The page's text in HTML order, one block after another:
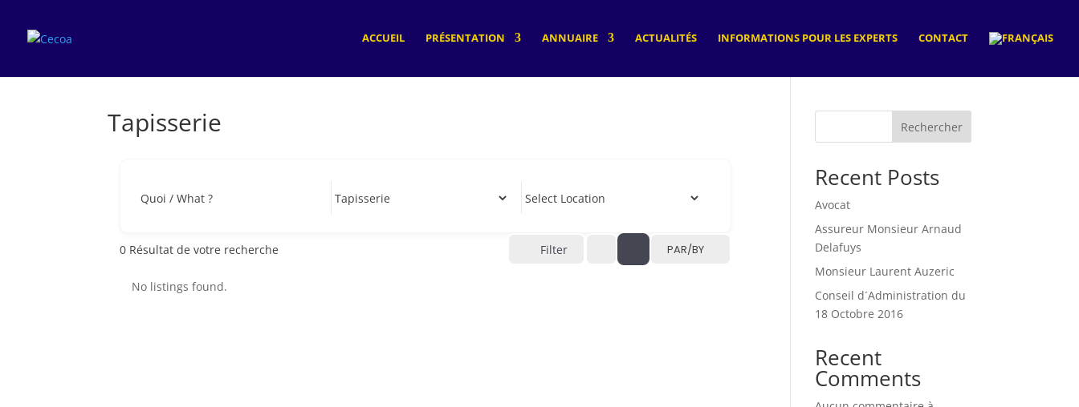
ACCUEIL PRÉSENTATION ANNUAIRE ACTUALITÉS INFORMATIONS POUR LES EXPERTS CONTACT
Tapisserie
Quoi / What ?
0 Résultat de votre recherche Filter PAR/BY
No listings found.
Rechercher
Recent Posts
Avocat
Assureur Monsieur Arnaud
Delafuys
Monsieur Laurent Auzeric
Conseil d´Administration du
18 Octobre 2016
Recent
Comments